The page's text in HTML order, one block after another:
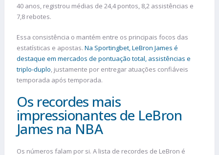
40 anos, registrou médias de 24,4 pontos, 8,2 assistências e
7,8 rebotes.
Essa consistência o mantém entre os principais focos das
estatísticas e apostas. Na Sportingbet, LeBron James é
destaque em mercados de pontuação total, assistências e
triplo-duplo, justamente por entregar atuações confiáveis
temporada após temporada.
Os recordes mais
impressionantes de LeBron
James na NBA
Os números falam por si. A lista de recordes de LeBron é